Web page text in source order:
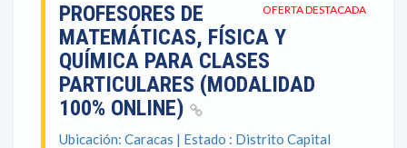
OFERTA DESTACADA
PROFESORES DE
MATEMÁTICAS, FÍSICA Y
QUÍMICA PARA CLASES
PARTICULARES (MODALIDAD
100% ONLINE)
Ubicación: Caracas | Estado : Distrito Capital